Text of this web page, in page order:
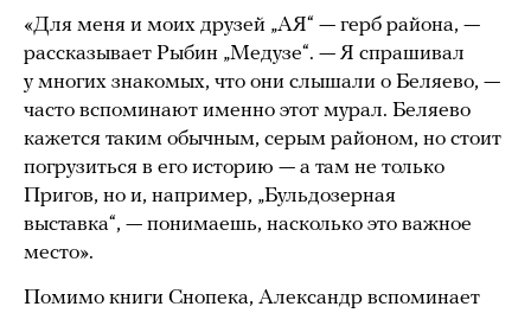
«Для меня и моих друзей „АЯ“ — герб района, —
рассказывает Рыбин „Медузе“. — Я спрашивал
у многих знакомых, что они слышали о Беляево, —
часто вспоминают именно этот мурал. Беляево
кажется таким обычным, серым районом, но стоит
погрузиться в его историю — а там не только
Пригов, но и, например, „Бульдозерная
выставка“, — понимаешь, насколько это важное
место».
Помимо книги Снопека, Александр вспоминает